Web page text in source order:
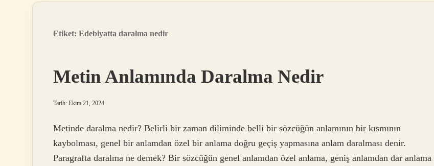
Etiket: Edebiyatta daralma nedir
Metin Anlamında Daralma Nedir
Tarih: Ekim 21, 2024
Metinde daralma nedir? Belirli bir zaman diliminde belli bir sözcüğün anlamının bir kısmının
kaybolması, genel bir anlamdan özel bir anlama doğru geçiş yapmasına anlam daralması denir.
Paragrafta daralma ne demek? Bir sözcüğün genel anlamdan özel anlama, geniş anlamdan dar anlama